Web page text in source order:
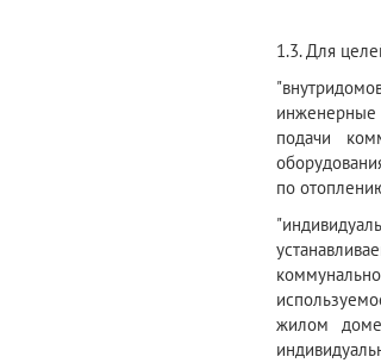
1.3. Для
инженерные
подачи
по
жилом